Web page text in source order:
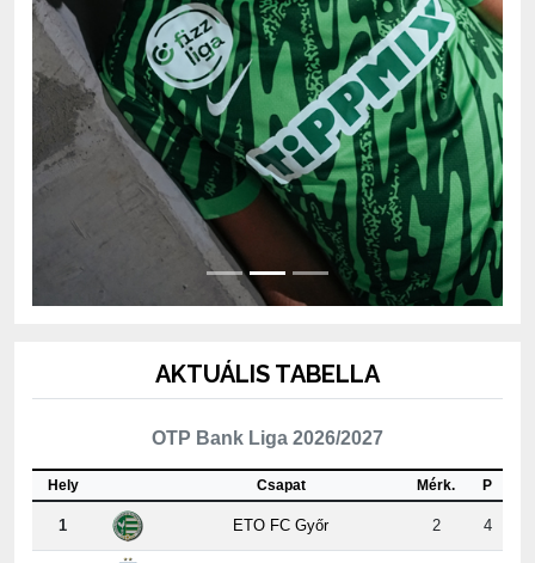
AKTUÁLIS TABELLA
OTP Bank Liga 2026/2027
Hely Csapat Mérk. P
1 ETO FC Győr 2 4